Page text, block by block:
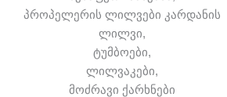
პროპელერის ლილვები კარდანის
ლილვი,
ტუმბოები,
ლილვაკები,
მოძრავი ქარხნები